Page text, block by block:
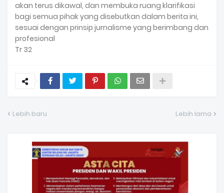
akan terus dikawal, dan membuka ruang klarifikasi
bagi semua pihak yang disebutkan dalam berita ini,
sesuai dengan prinsip jurnalisme yang berimbang dan
profesional
Tr 32
Lebih baru Lebih lama